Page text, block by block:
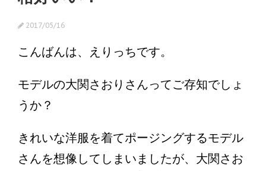
2017/05/16
こんばんは、えりっちです。
モデルの大関さおりさんってご存知でしょ
うか？
きれいな洋服を着てポージングするモデル
さんを想像してしまいましたが、大関さお